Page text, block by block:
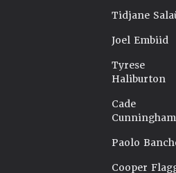
Tidjane
Joel Embiid
Tyrese
Haliburton
Cade
Cunningham
Paolo
Cooper